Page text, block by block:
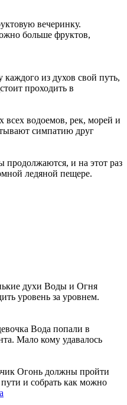
вечеринку.
больше фруктов,
каждого из духов свой путь,
проходить в
водоемов, рек, морей и
симпатию друг
и на этот раз
ледяной пещере.
духи Воды и Огня
уровень за уровнем.
Вода попали в
Мало кому удавалось
Огонь должны пройти
пути и собрать как можно